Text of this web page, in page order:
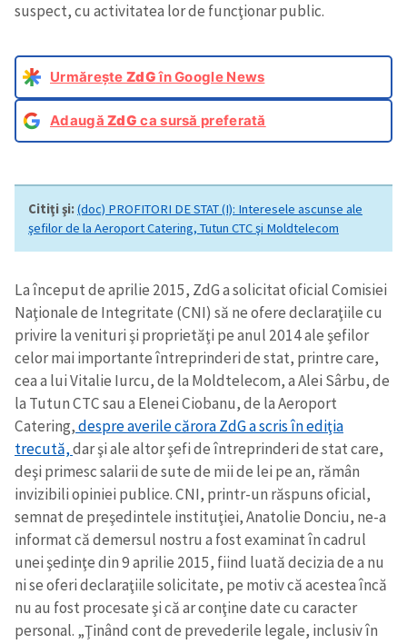
suspect, cu activitatea lor de funcţionar public.
Urmărește ZdGîn Google News
AdaugăZdG ca sursă preferată
Citiţi şi:(doc) PROFITORI DE STAT (I): Interesele ascunse ale
şefilor de la Aeroport Catering, Tutun CTC şi Moldtelecom
La început de aprilie 2015, ZdG a solicitat oficial Comisiei
Naţionale de Integritate (CNI) să ne ofere declaraţiile cu
privire la venituri şi proprietăţi pe anul 2014 ale şefilor
celor mai importante întreprinderi de stat, printre care,
cea a lui Vitalie Iurcu, de la Moldtelecom, a Alei Sârbu, de
la Tutun CTC sau a Elenei Ciobanu, de la Aeroport
Catering,despre averile cărora ZdG a scris în ediţia
trecută,dar şi ale altor şefi de întreprinderi de stat care,
deşi primesc salarii de sute de mii de lei pe an, rămân
invizibili opiniei publice. CNI, printr-un răspuns oficial,
semnat de preşedintele instituţiei, Anatolie Donciu, ne-a
informat că demersul nostru a fost examinat în cadrul
unei şedinţe din 9 aprilie 2015, fiind luată decizia de a nu
ni se oferi declaraţiile solicitate, pe motiv că acestea încă
nu au fost procesate şi că ar conţine date cu caracter
personal. „Ţinând cont de prevederile legale, inclusiv în